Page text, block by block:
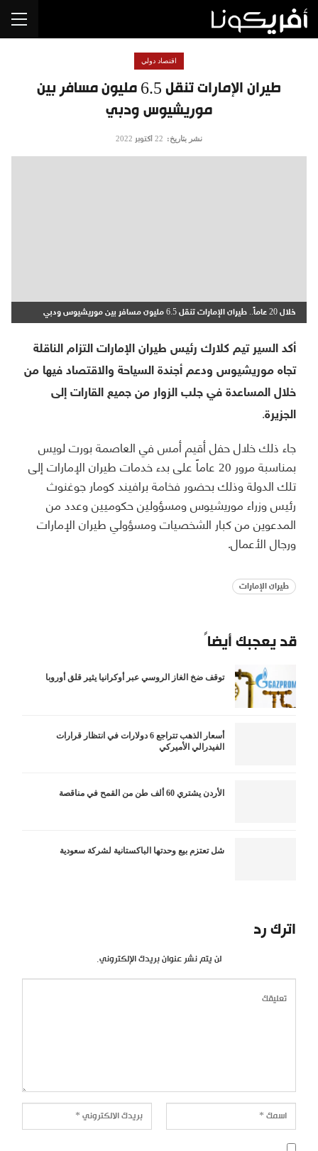
طيران الإمارات تنقل 6.5 مليون مسافر بين
موريشيوس ودبي
اقتصاد دولي
نشر بتاريخ: 22 أكتوبر 2022
خلال 20 عاماً.. طيران الإمارات تنقل 6.5 مليون مسافر بين موريشيوس ودبي
أكد السير تيم كلارك رئيس طيران الإمارات التزام الناقلة
تجاه موريشيوس ودعم أجندة السياحة والاقتصاد فيها من
خلال المساعدة في جلب الزوار من جميع القارات إلى
الجزيرة.
جاء ذلك خلال حفل أقيم أمس في العاصمة بورت لويس
بمناسبة مرور 20 عاماً على بدء خدمات طيران الإمارات إلى
تلك الدولة وذلك بحضور فخامة برافيند كومار جوغنوث
رئيس وزراء موريشيوس ومسؤولين حكوميين وعدد من
المدعوين من كبار الشخصيات ومسؤولي طيران الإمارات
ورجال الأعمال.
طيران الإمارات
قد يعجبك أيضاً
توقف ضخ الغاز الروسي عبر أوكرانيا يثير قلق أوروبا
أسعار الذهب تتراجع 6 دولارات في انتظار قرارات
الفيدرالي الأميركي
الأردن يشتري 60 ألف طن من القمح في مناقصة
شل تعتزم بيع وحدتها الباكستانية لشركة سعودية
اترك رد
لن يتم نشر عنوان بريدك الإلكتروني.